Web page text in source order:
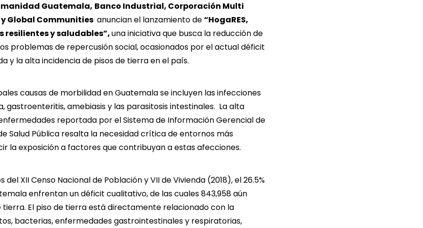
Guatemala, Banco Industrial, Corporación Multi
yGlobal Communities anuncian el lanzamiento de“HogaRES,
resilientes y saludables”,una iniciativa que busca la reducción de
problemas de repercusión social,ocasionados por el actual déficit
y la alta incidencia de pisos de tierra en el país.
causas de morbilidad en Guatemala se incluyen las infecciones
gastroenteritis, amebiasis y las parasitosis intestinales. La alta
reportada por el Sistema de Información Gerencial de
Salud Pública resalta la necesidad crítica de entornos más
la exposición a factores que contribuyan a estas afecciones.
del XII Censo Nacional de Población y VII de Vivienda (2018), el 26.5%
enfrentan un déficit cualitativo, de las cuales 843,958 aún
El piso de tierra está directamente relacionado con la
bacterias, enfermedades gastrointestinales y respiratorias,